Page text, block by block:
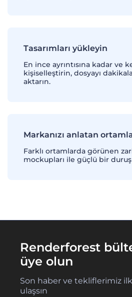
Tasarımları yükleyin
En ince ayrıntısına kadar ve
kişiselleştirin, dosyayı
aktarın.
Markanızı anlatan
Farklı ortamlarda görünen
mockupları ile güçlü bir
Renderforest
üye olun
Son haber ve tekliflerimiz
ulaşsın